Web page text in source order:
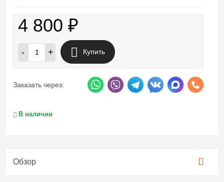
4 800 ₽
- + Купить
Заказать через:
В наличии
Обзор